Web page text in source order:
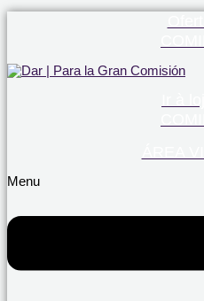
Menu